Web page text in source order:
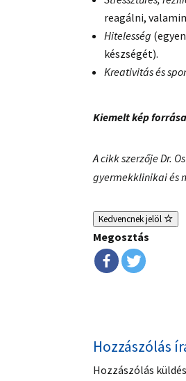
reagálni,
Hitelesség
készségét).
Kreativitás és
Kiemelt kép
A cikk szerzője Dr.
gyermekklinikai és
Kedvencnek jelöl
Megosztás
Hozzászólás
Hozzászólás